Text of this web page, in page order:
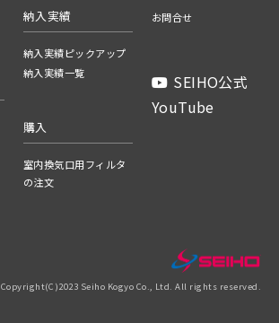
納入実績
納入実績ピックアップ
納入実績一覧
購入
室内換気口用フィルタ
の注文
お問合せ
SEIHO公式
YouTube
Copyright(C)2023 Seiho Kogyo Co., Ltd. All rights reserved.